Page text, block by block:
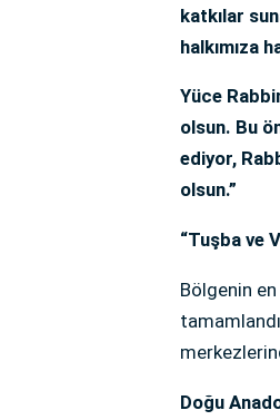
katkılar
halkımıza
Yüce
olsun. Bu
ediyor,
olsun.”
“Tuşba ve
Bölgenin en
Doğu